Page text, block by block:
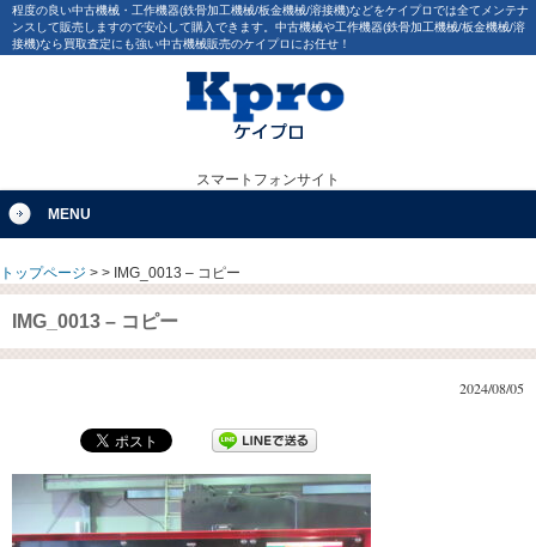
程度の良い中古機械・工作機器(鉄骨加工機械/板金機械/溶接機)などをケイプロでは全てメンテナ
ンスして販売しますので安心して購入できます。中古機械や工作機器(鉄骨加工機械/板金機械/溶
接機)なら買取査定にも強い中古機械販売のケイプロにお任せ！
スマートフォンサイト
MENU
トップページ > > IMG_0013 – コピー
IMG_0013 – コピー
2024/08/05